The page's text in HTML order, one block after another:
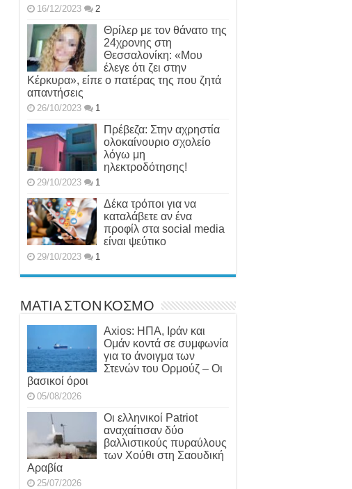
16/12/2023 2
Θρίλερ με τον θάνατο της
24χρονης στη
Θεσσαλονίκη: «Μου
έλεγε ότι ζει στην
Κέρκυρα», είπε ο πατέρας της που ζητά
απαντήσεις
26/10/2023 1
Πρέβεζα: Στην αχρηστία
ολοκαίνουριο σχολείο
λόγω μη
ηλεκτροδότησης!
29/10/2023 1
Δέκα τρόποι για να
καταλάβετε αν ένα
προφίλ στα social media
είναι ψεύτικο
29/10/2023 1
ΜΑΤΙΑ ΣΤΟΝ ΚΟΣΜΟ
Axios: ΗΠΑ, Ιράν και
Ομάν κοντά σε συμφωνία
για το άνοιγμα των
Στενών του Ορμούζ – Οι
βασικοί όροι
05/08/2026
Οι ελληνικοί Patriot
αναχαίτισαν δύο
βαλλιστικούς πυραύλους
των Χούθι στη Σαουδική
Αραβία
25/07/2026